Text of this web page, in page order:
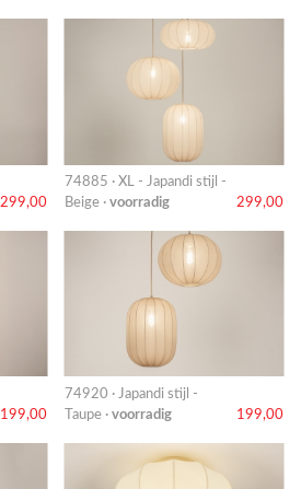
299,00
74885 · XL - Japandi stijl -
Beige · voorradig 299,00
199,00
74920 · Japandi stijl -
Taupe · voorradig 199,00